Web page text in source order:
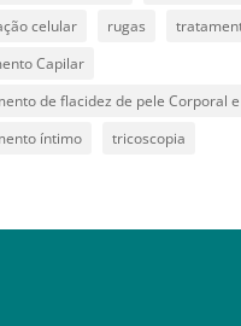
celular
rugas
Capilar
de flacidez de pele Corporal e
íntimo
tricoscopia